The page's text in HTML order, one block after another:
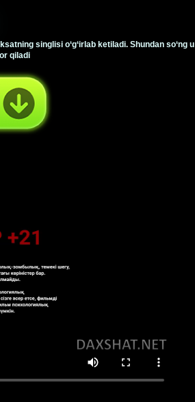
singlisi o‘g‘irlab ketiladi. Shundan so‘ng u
qiladi